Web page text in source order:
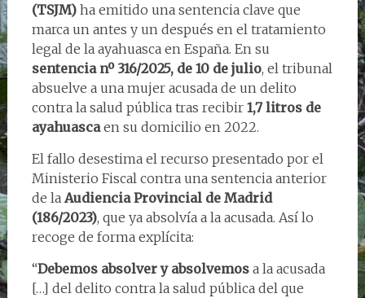
(TSJM)ha emitido una sentencia clave que
marca un antes y un después en el tratamiento
legal de la ayahuasca en España. En su
sentencia nº 316/2025, de 10 de julio, el tribunal
absuelve a una mujer acusada de un delito
contra la salud pública tras recibir 1,7 litros de
ayahuascaen su domicilio en 2022.
El fallo desestima el recurso presentado por el
Ministerio Fiscal contra una sentencia anterior
de la Audiencia Provincial de Madrid
(186/2023), que ya absolvía a la acusada. Así lo
recoge de forma explícita:
“Debemos absolver y absolvemos a la acusada
[…] del delito contra la salud pública del que